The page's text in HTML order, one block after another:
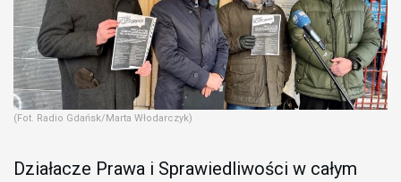
(Fot. Radio Gdańsk/Marta Włodarczyk)
Działacze Prawa i Sprawiedliwości w całym